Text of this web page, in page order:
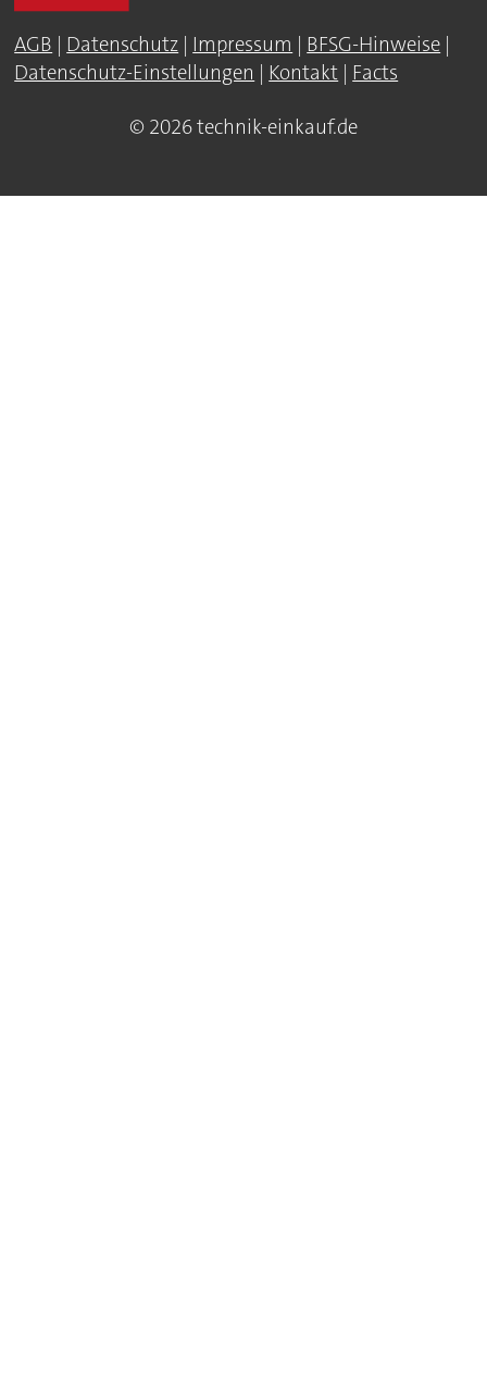
AGB | Datenschutz | Impressum | BFSG-Hinweise |
Datenschutz-Einstellungen | Kontakt | Facts
© 2026 technik-einkauf.de